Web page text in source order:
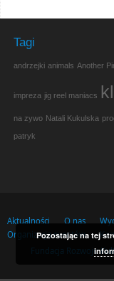
Tagi
andrzejki animals Another
impreza jig reel maniacs
na zywo Natali Kukulska
patryk
Aktualności O nas
Organizacja eventów
Fundacja Rozwoju
Pozostając na tej